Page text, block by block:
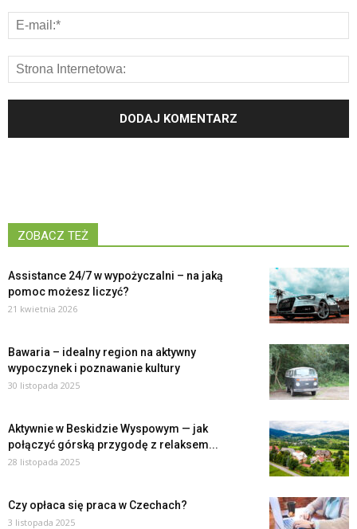
ZOBACZ TEŻ
Assistance 24/7 w wypożyczalni – na jaką
pomoc możesz liczyć?
21 kwietnia 2026
Bawaria – idealny region na aktywny
wypoczynek i poznawanie kultury
30 listopada 2025
Aktywnie w Beskidzie Wyspowym — jak
połączyć górską przygodę z relaksem...
28 listopada 2025
Czy opłaca się praca w Czechach?
3 listopada 2025